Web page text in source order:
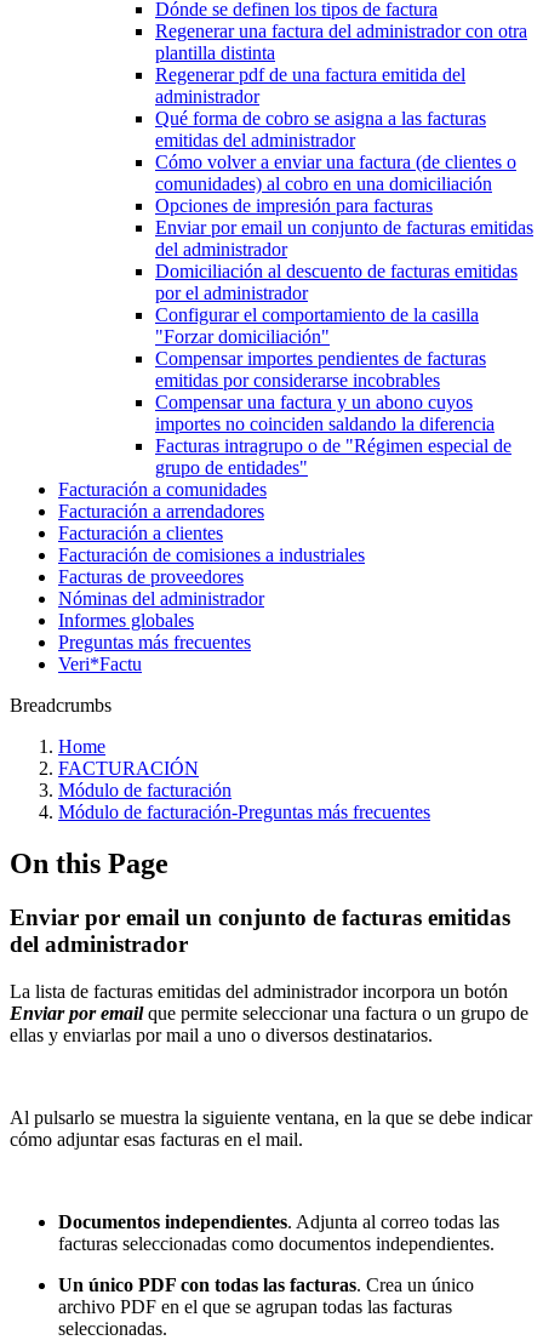
Dónde se definen los tipos de factura
Regenerar una factura del administrador con otra
plantilla distinta
Regenerar pdf de una factura emitida del
administrador
Qué forma de cobro se asigna a las facturas
emitidas del administrador
Cómo volver a enviar una factura (de clientes o
comunidades) al cobro en una domiciliación
Opciones de impresión para facturas
Enviar por email un conjunto de facturas emitidas
del administrador
Domiciliación al descuento de facturas emitidas
por el administrador
Configurar el comportamiento de la casilla
"Forzar domiciliación"
Compensar importes pendientes de facturas
emitidas por considerarse incobrables
Compensar una factura y un abono cuyos
importes no coinciden saldando la diferencia
Facturas intragrupo o de "Régimen especial de
grupo de entidades"
Facturación a comunidades
Facturación a arrendadores
Facturación a clientes
Facturación de comisiones a industriales
Facturas de proveedores
Nóminas del administrador
Informes globales
Preguntas más frecuentes
Veri*Factu
Breadcrumbs
Home
FACTURACIÓN
Módulo de facturación
Módulo de facturación‎-Preguntas más frecuentes‎
On this Page
Enviar por email un conjunto de facturas emitidas
del administrador
La lista de facturas emitidas del administrador incorpora un botón
Enviar por emailque permite seleccionar una factura o un grupo de
ellas y enviarlas por mail a uno o diversos destinatarios.
Al pulsarlo se muestra la siguiente ventana, en la que se debe indicar
cómo adjuntar esas facturas en el mail.
Documentos independientes. Adjunta al correo todas las
facturas seleccionadas como documentos independientes.
Un único PDF con todas las facturas. Crea un único
archivo PDF en el que se agrupan todas las facturas
seleccionadas.